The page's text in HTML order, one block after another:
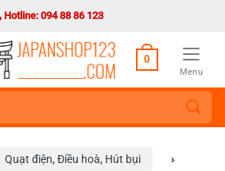
Hotline: 094 88 86 123
0
Menu
Quạt điện, Điều hoà, Hút bụi
›